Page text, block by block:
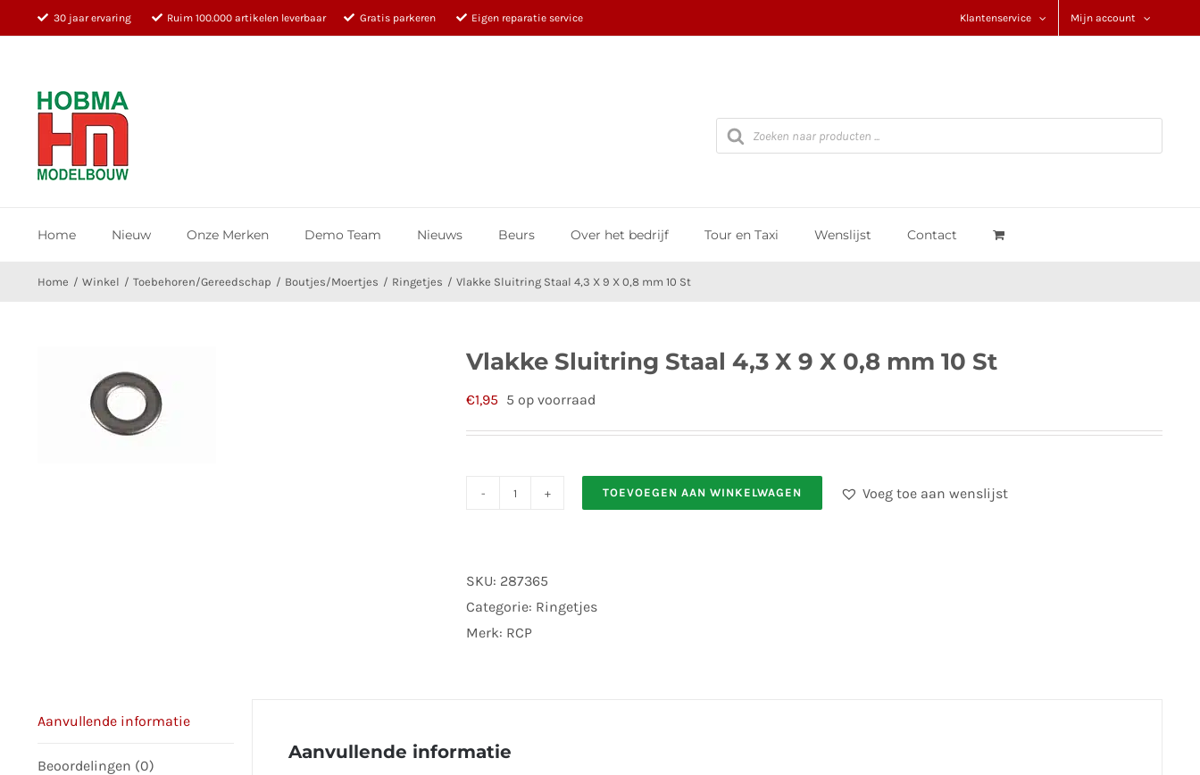
naar
30 jaar ervaring Ruim 100.000 artikelen leverbaar Gratis parkeren Eigen reparatie service Klantenservice Mijn account
Producten
zoeken
Home Nieuw Onze Merken Demo Team Nieuws Beurs Over het bedrijf Tour en Taxi Wenslijst Contact
Home Winkel Toebehoren/Gereedschap Boutjes/Moertjes Ringetjes Vlakke Sluitring Staal 4,3 X 9 X 0,8 mm 10 St
Vlakke Sluitring Staal 4,3 X 9 X 0,8 mm 10 St
€1,95 5 op voorraad
4,3
X
9
TOEVOEGEN AAN WINKELWAGEN Voeg toe aan wenslijst
SKU: 287365
Categorie: Ringetjes
Merk: RCP
Aanvullende informatie
Beoordelingen (0)
Aanvullende informatie